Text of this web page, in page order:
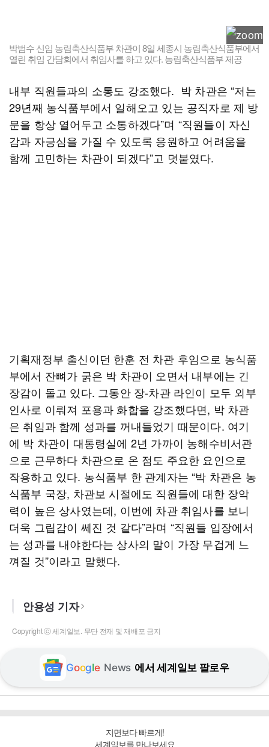
박범수 신임 농림축산식품부 차관이 8일 세종시 농림축산식품부에서
열린 취임 간담회에서 취임사를 하고 있다. 농림축산식품부 제공
내부 직원들과의 소통도 강조했다. 박 차관은 “저는
29년째 농식품부에서 일해오고 있는 공직자로 제 방
문을 항상 열어두고 소통하겠다”며 “직원들이 자신
감과 자긍심을 가질 수 있도록 응원하고 어려움을
함께 고민하는 차관이 되겠다”고 덧붙였다.
기획재정부 출신이던 한훈 전 차관 후임으로 농식품
부에서 잔뼈가 굵은 박 차관이 오면서 내부에는 긴
장감이 돌고 있다. 그동안 장-차관 라인이 모두 외부
인사로 이뤄져 포용과 화합을 강조했다면, 박 차관
은 취임과 함께 성과를 꺼내들었기 때문이다. 여기
에 박 차관이 대통령실에 2년 가까이 농해수비서관
으로 근무하다 차관으로 온 점도 주요한 요인으로
작용하고 있다. 농식품부 한 관계자는 “박 차관은 농
식품부 국장, 차관보 시절에도 직원들에 대한 장악
력이 높은 상사였는데, 이번에 차관 취임사를 보니
더욱 그립감이 쎄진 것 같다”라며 “직원들 입장에서
는 성과를 내야한다는 상사의 말이 가장 무겁게 느
껴질 것”이라고 말했다.
안용성 기자
Copyright ⓒ 세계일보. 무단 전재 및 재배포 금지
Google News 에서 세계일보 팔로우
지면보다 빠르게!
세계일보를 만나보세요